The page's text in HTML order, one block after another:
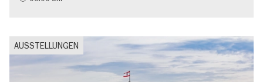
AUSSTELLUNGEN